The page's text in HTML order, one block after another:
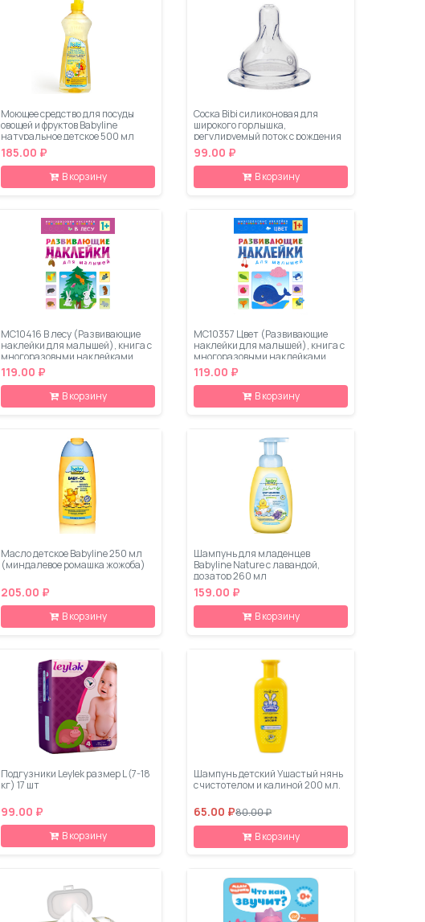
Моющее средство для посуды
овощей и фруктов Babyline
натуральное детское 500 мл
185.00 ₽
В корзину
Соска Bibi силиконовая для
широкого горлышка,
регулируемый поток с рождения
(2 шт)
99.00 ₽
В корзину
МС10416 В лесу (Развивающие
наклейки для малышей), книга с
многоразовыми наклейками
119.00 ₽
В корзину
МС10357 Цвет (Развивающие
наклейки для малышей), книга с
многоразовыми наклейками
119.00 ₽
В корзину
Масло детское Babyline 250 мл
(миндалевое ромашка жожоба)
205.00 ₽
В корзину
Шампунь для младенцев
Babyline Nature с лавандой,
дозатор 260 мл
159.00 ₽
В корзину
Подгузники Leylеk размер L (7-18
кг) 17 шт
99.00 ₽
В корзину
Шампунь детский Ушастый нянь
с чистотелом и калиной 200 мл.
65.00 ₽80.00 ₽
В корзину